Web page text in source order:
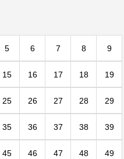
5 6 7 8 9
15 16 17 18 19
25 26 27 28 29
35 36 37 38 39
45 46 47 48 49